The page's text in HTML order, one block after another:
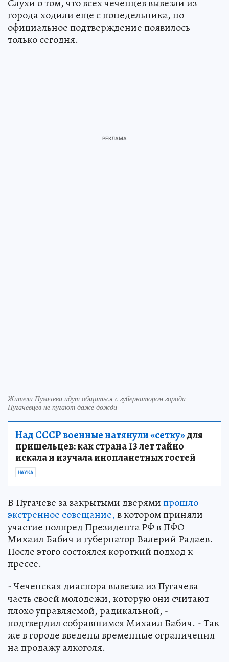
Слухи о том, что всех чеченцев вывезли из
города ходили еще с понедельника, но
официальное подтверждение появилось
только сегодня.
Жители Пугачева идут общаться с губернатором города
Пугачевцев не пугают даже дожди
Над СССР военные натянули «сетку»для
пришельцев: как страна 13 лет тайно
искала и изучала инопланетных гостей
НАУКА
В Пугачеве за закрытыми дверямипрошло
экстренное совещание,в котором приняли
участие полпред Президента РФ в ПФО
Михаил Бабич и губернатор Валерий Радаев.
После этого состоялся короткий подход к
прессе.
- Чеченская диаспора вывезла из Пугачева
часть своей молодежи, которую они считают
плохо управляемой, радикальной, -
подтвердил собравшимся Михаил Бабич. - Так
же в городе введены временные ограничения
на продажу алкоголя.